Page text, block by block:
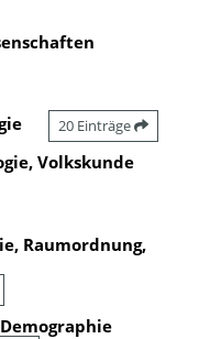
20 Einträge
Volkskunde
Raumordnung,